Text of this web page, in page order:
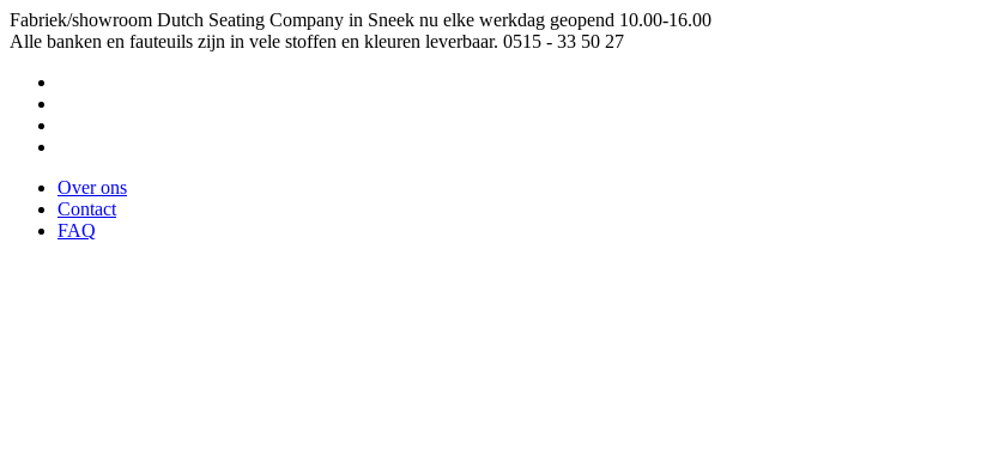
Fabriek/showroom Dutch Seating Company in Sneek nu elke werkdag geopend 10.00-16.00
Alle banken en fauteuils zijn in vele stoffen en kleuren leverbaar. 0515 - 33 50 27
Over ons
Contact
FAQ